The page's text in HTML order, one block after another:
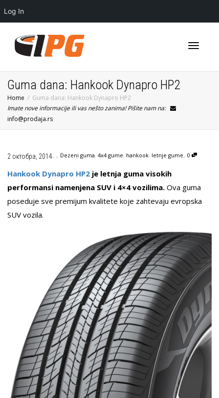
Log In
Guma dana: Hankook Dynapro HP2
Home
Guma dana: Hankook Dynapro HP2
Imate nove informacije ili vas nešto zanima! Pišite nam na:
info@prodaja.rs
,
2 октобра, 2014 , Dezeni guma, 4x4 gume, hankook, letnje gume, 0
Hankook Dynapro HP2 je letnja guma visokih
performansi namenjena SUV i 4×4 vozilima. Ova guma
poseduje sve premijum kvalitete koje zahtevaju evropska
SUV vozila.